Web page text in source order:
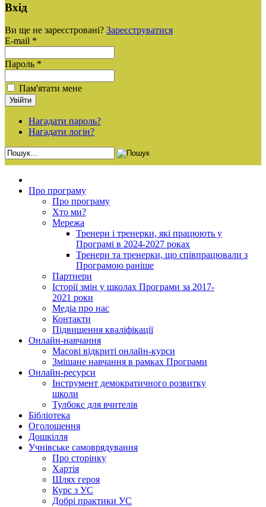
Вхід
Ви ще не зареєстровані? Зареєструватися
E-mail *
Пароль *
Пам'ятати мене
Нагадати пароль?
Нагадати логін?
Про програму
Про програму
Хто ми?
Мережа
Тренери і тренерки, які працюють у
Програмі в 2024-2027 роках
Тренери та тренерки, що співпрацювали з
Програмою раніше
Партнери
Історії змін у школах Програми за 2017-
2021 роки
Медіа про нас
Контакти
Підвищення кваліфікації
Онлайн-навчання
Масові відкриті онлайн-курси
Змішане навчання в рамках Програми
Онлайн-ресурси
Інструмент демократичного розвитку
школи
Тулбокс для вчителів
Бібліотека
Оголошення
Дошкілля
Учнівське самоврядування
Про сторінку
Хартія
Шлях героя
Курс з УС
Добрі практики УС